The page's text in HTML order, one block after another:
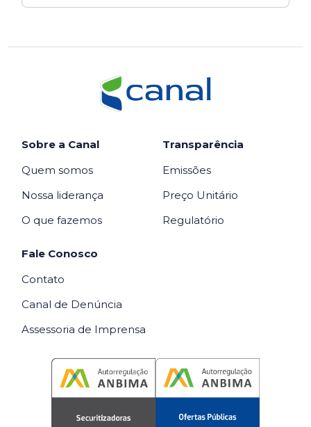
Sobre a Canal
Quem somos
Nossa liderança
O que fazemos
Transparência
Emissões
Preço Unitário
Regulatório
Fale Conosco
Contato
Canal de Denúncia
Assessoria de Imprensa